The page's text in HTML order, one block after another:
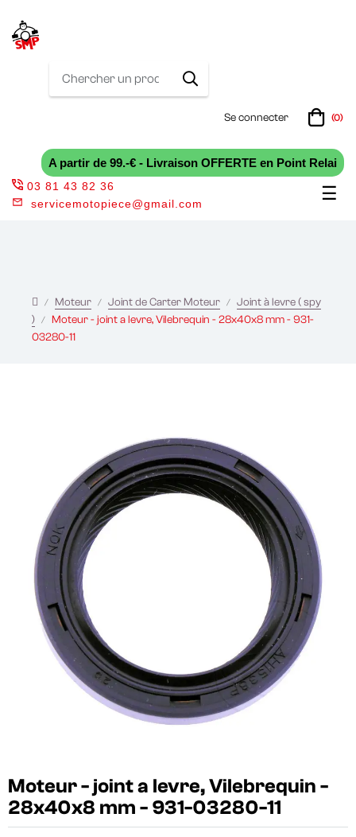
Se connecter (0)
A partir de 99.-€ - Livraison OFFERTE en Point Relai
☰
03 81 43 82 36
servicemotopiece@gmail.com
Moteur Joint de Carter Moteur
Joint à levre ( spy
)
Moteur - joint a levre, Vilebrequin - 28x40x8 mm - 931-
03280-11
Moteur - joint a levre, Vilebrequin -
28x40x8 mm - 931-03280-11